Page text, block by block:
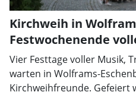
Kirchweih in
Festwochenende
Vier Festtage voller Musik,
warten in Wolframs-
Kirchweihfreunde. Gefeiert